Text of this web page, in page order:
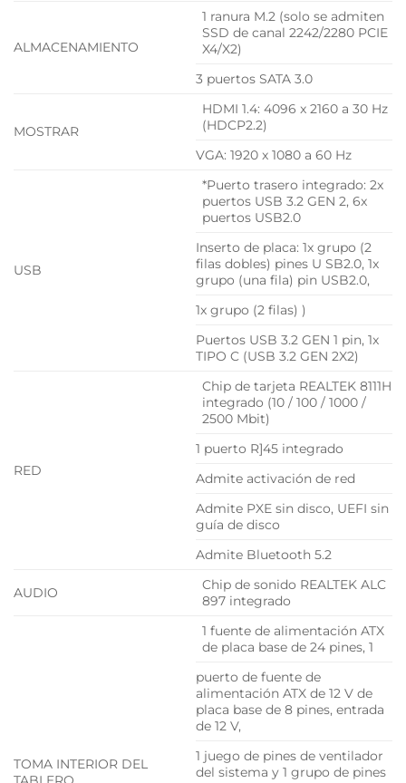
ALMACENAMIENTO
1 ranura M.2 (solo se admiten
SSD de canal 2242/2280 PCIE
X4/X2)
3 puertos SATA 3.0
MOSTRAR
HDMI 1.4: 4096 x 2160 a 30 Hz
(HDCP2.2)
VGA: 1920 x 1080 a 60 Hz
USB
*Puerto trasero integrado: 2x
puertos USB 3.2 GEN 2, 6x
puertos USB2.0
Inserto de placa: 1x grupo (2
filas dobles) pines U SB2.0, 1x
grupo (una fila) pin USB2.0,
1x grupo (2 filas) )
Puertos USB 3.2 GEN 1 pin, 1x
TIPO C (USB 3.2 GEN 2X2)
RED
Chip de tarjeta REALTEK 8111H
integrado (10 / 100 / 1000 /
2500 Mbit)
1 puerto R]45 integrado
Admite activación de red
Admite PXE sin disco, UEFI sin
guía de disco
Admite Bluetooth 5.2
AUDIO
Chip de sonido REALTEK ALC
897 integrado
TOMA INTERIOR DEL
1 fuente de alimentación ATX
de placa base de 24 pines, 1
puerto de fuente de
alimentación ATX de 12 V de
placa base de 8 pines, entrada
de 12 V,
1 juego de pines de ventilador
del sistema y 1 grupo de pines